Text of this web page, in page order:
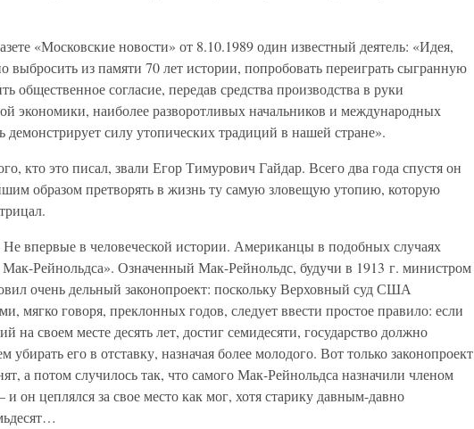
«Московские новости» от 8.10.1989 один известный деятель: «Идея,
выбросить из памяти 70 лет истории, попробовать переиграть сыгранную
общественное согласие, передав средства производства в руки
экономики, наиболее разворотливых начальников и международных
силу утопических традиций в нашей стране».
кто это писал, звали Егор Тимурович Гайдар. Всего два года спустя он
образом претворять в жизнь ту самую зловещую утопию, которую
Не впервые в человеческой истории. Американцы в подобных случаях
Рейнольдса». Означенный Мак-Рейнольдс, будучи в 1913 г. министром
очень дельный законопроект: поскольку Верховный суд США
мягко говоря, преклонных годов, следует ввести простое правило: если
на своем месте десять лет, достиг семидесяти, государство должно
его в отставку, назначая более молодого. Вот только законопроект
а потом случилось так, что самого Мак-Рейнольдса назначили членом
и он цеплялся за свое место как мог, хотя старику давным-давно